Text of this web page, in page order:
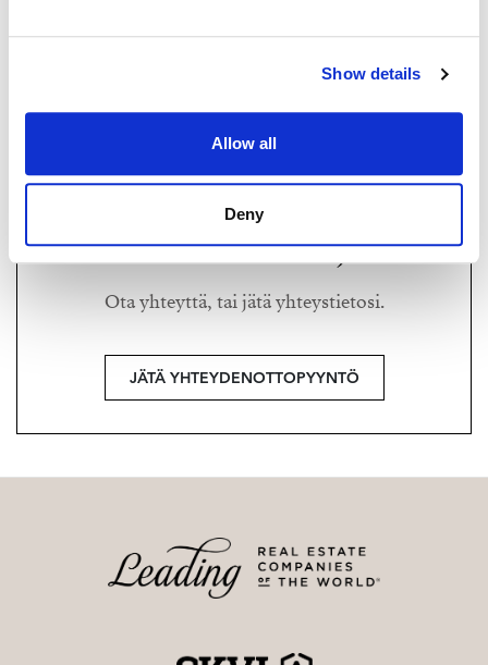
Show details
Allow all
Deny
Kiinteistönvälittäjä LKV
Haluatko lisätietoja?
Ota yhteyttä, tai jätä yhteystietosi.
JÄTÄ YHTEYDENOTTOPYYNTÖ